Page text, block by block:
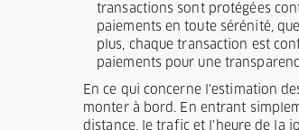
transactions sont protégées
paiements en toute sérénité,
plus, chaque transaction est
paiements pour une
En ce qui concerne l'estimation
monter à bord. En entrant
distance, le trafic et l'heure de la